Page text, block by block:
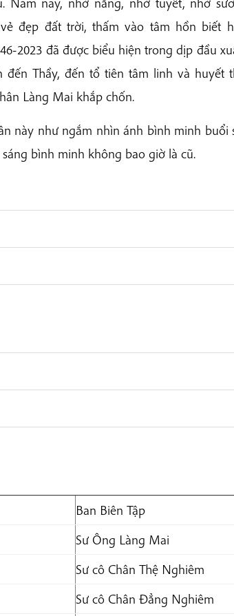
đẹp đất trời, thấm vào tâm hồn biết
2023 đã được biểu hiện trong dịp đầu
Thầy, đến tổ tiên tâm linh và huyết
Làng Mai khắp chốn.
này như ngắm nhìn ánh bình minh buổi
bình minh không bao giờ là cũ.
Ban Biên Tập
Sư Ông Làng Mai
Sư cô Chân Thệ Nghiêm
Sư cô Chân Đẳng Nghiêm